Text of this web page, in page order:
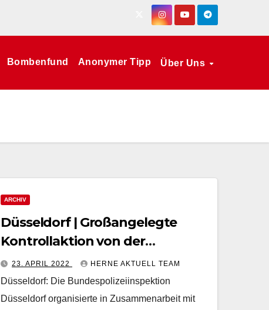
Bombenfund Anonymer Tipp Über Uns
ARCHIV
Düsseldorf | Großangelegte
Kontrollaktion von der
Bundespolizei am
Hauptbahnhof
23. APRIL 2022 HERNE AKTUELL TEAM
Düsseldorf: Die Bundespolizeiinspektion
Düsseldorf organisierte in Zusammenarbeit mit